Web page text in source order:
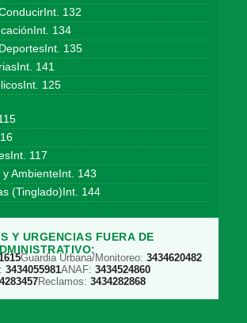
132
134
135
141
125
117
AmbienteInt. 143
(Tinglado)Int. 144
Y URGENCIAS FUERA DE
Guardia Urbana/Monitoreo: 3434620482
3434055981ANAF: 3434524860
Reclamos: 3434282868